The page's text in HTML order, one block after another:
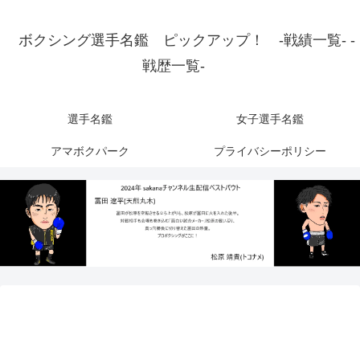
ボクシング選手名鑑 ピックアップ！ -戦績一覧- -
戦歴一覧-
選手名鑑 女子選手名鑑
アマボクパーク プライバシーポリシー